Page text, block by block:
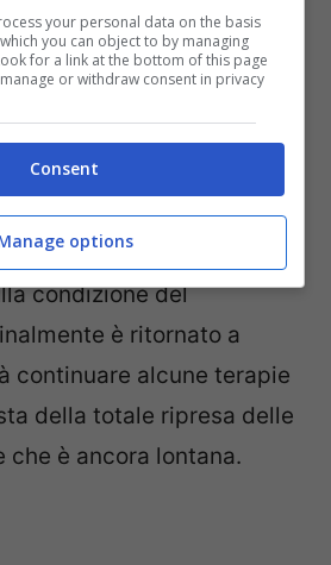
ha rilasciato alcune
condizione del
è ritornato a
continuare alcune terapie
della totale ripresa delle
che è ancora lontana.
your personal data on the basis
you can object to by managing
for a link at the bottom of this page
or withdraw consent in privacy
Consent
options